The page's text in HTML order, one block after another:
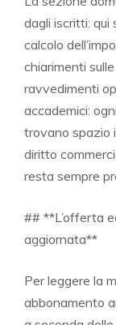
dagli iscritti: qui
calcolo
chiarimenti
ravvedimenti
accademici:
trovano spazio
diritto
resta sempre
## **L’offerta
aggiornata**
Per leggere la
abbonamento